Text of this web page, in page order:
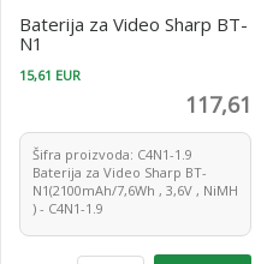
Baterija za Video Sharp BT-
N1
15,61 EUR
117,61
Šifra proizvoda: C4N1-1.9
Baterija za Video Sharp BT-
N1(2100mAh/7,6Wh , 3,6V , NiMH
) - C4N1-1.9